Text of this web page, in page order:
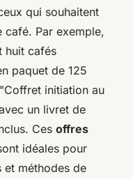
qui souhaitent
Par exemple,
huit cafés
paquet de 125
initiation au
un livret de
Ces offres
idéales pour
et méthodes de